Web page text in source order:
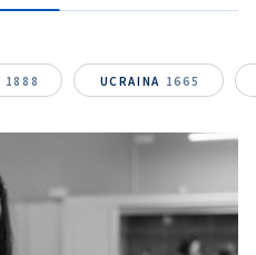
1888 UCRAINA 1665